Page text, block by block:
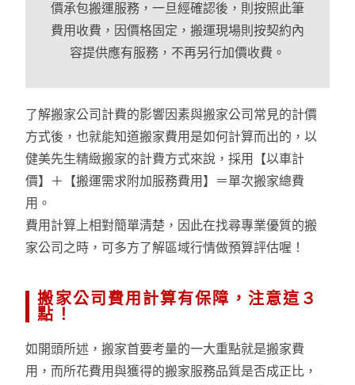
價承包搬運服務，一旦經確認後，則按照此筆
費用收費，因價格固定，搬運現場則按契約內
容提供應有服務，不再另行加價收費。
了解搬家公司計費的影響因素與搬家公司常見的計價
方式後，也就能知道搬家費用是如何計算而出的，以
健美先生精緻搬家的計費方式來說，採用【以車計
價】＋【搬運需求附加服務費用】＝單次搬家總費
用。
費用計算上相對簡單清楚，因此在找尋專業優質的搬
家公司之時，可多方了解區域行情做預算評估喔！
搬家公司費用計算有保障，注意這３
點！
如開頭所述，搬家首要考量的一大重點就是搬家費
用，而所花費用與獲得的搬家服務品質是否成正比，